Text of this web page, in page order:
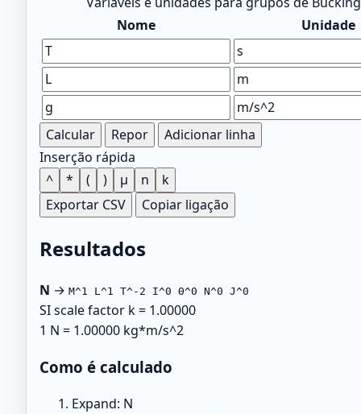
Nome
Unidade
Calcular
Repor
Adicionar linha
Inserção rápida
^
* ( ) μ n
k
Exportar CSV
Copiar ligação
Resultados
N → M^1 L^1 T^-2 I^0 Θ^0 N^0 J^0
SI scale factor k = 1.00000
1 N = 1.00000 kg*m/s^2
Como é calculado
Expand: N